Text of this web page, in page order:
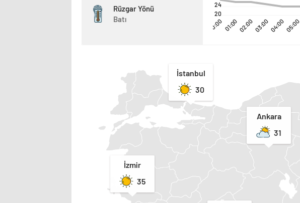
Rüzgar Yönü
Batı
00:0001:0002:0003:0004:0005:00
24
20
İstanbul
30
İzmir
35
Ankara
31